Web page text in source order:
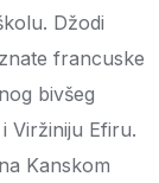
Džodi
francuske
bivšeg
Viržiniju Efiru.
Kanskom